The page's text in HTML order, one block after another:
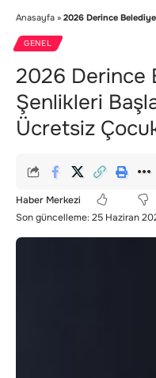
Anasayfa » 2026 Derince Belediyesi Mahalle
GENEL
2026 Derince
Şenlikleri
Ücretsiz
Son güncelleme: 25 Haziran
Haber Merkezi